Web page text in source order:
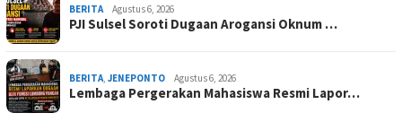
BERITA Agustus 6, 2026
PJI Sulsel Soroti Dugaan Arogansi Oknum …
BERITA, JENEPONTO Agustus 6, 2026
Lembaga Pergerakan Mahasiswa Resmi Lapor…